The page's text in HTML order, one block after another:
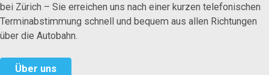
bei Zürich – Sie erreichen uns nach einer kurzen telefonischen
Terminabstimmung schnell und bequem aus allen Richtungen
über die Autobahn.
Über uns